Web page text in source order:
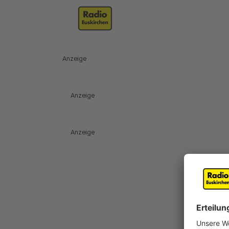
Anzeige
Anzeige
Anzeige